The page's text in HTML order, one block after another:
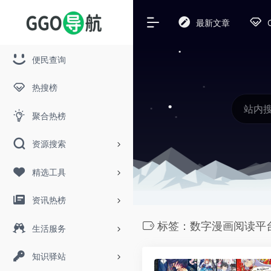
便民查询
热搜榜
聚合热榜
资源搜索
精选工具
资讯热榜
生活服务
知识驿站
最新文章
标签：数字漫画阅读平